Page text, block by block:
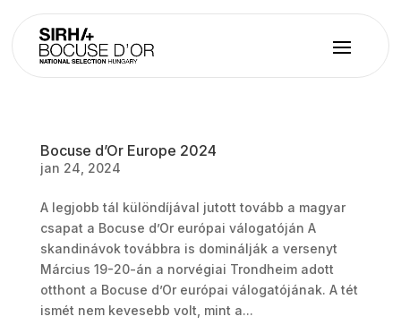
Bocuse d’Or Europe 2024
jan 24, 2024
A legjobb tál különdíjával jutott tovább a magyar
csapat a Bocuse d’Or európai válogatóján A
skandinávok továbbra is dominálják a versenyt
Március 19-20-án a norvégiai Trondheim adott
otthont a Bocuse d’Or európai válogatójának. A tét
ismét nem kevesebb volt, mint a...